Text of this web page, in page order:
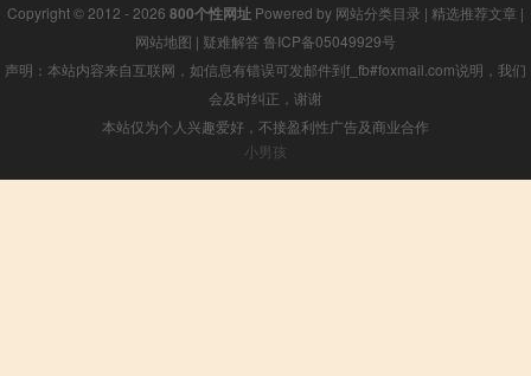
Copyright © 2012 - 2026 800个性网址 Powered by 网站分类目录 | 精选推荐文章 |
网站地图 | 疑难解答 鲁ICP备05049929号
声明：本站内容来自互联网，如信息有错误可发邮件到f_fb#foxmail.com说明，我们
会及时纠正，谢谢
本站仅为个人兴趣爱好，不接盈利性广告及商业合作
小男孩